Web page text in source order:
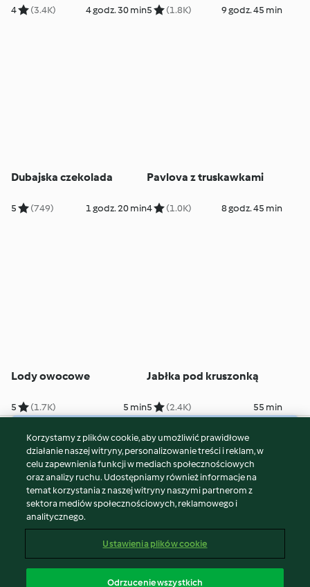
4 (3.4K) 4 godz. 30 min5 (1.8K) 9 godz. 45 min
Dubajska czekolada
5 (749) 1 godz. 20 min
Pavlova z truskawkami
4 (1.0K) 8 godz. 45 min
Lody owocowe
5 (1.7K) 5 min
Jabłka pod kruszonką
5 (2.4K) 55 min
© Copyright 2026
Warunki korzystania
Polityka prywatności
Disclaimer
Znak wydawcy
Zgłoś treść
Korzystamy z plików cookie, aby umożliwić prawidłowe
działanie naszej witryny, personalizowanie treści i reklam, w
celu zapewnienia funkcji w mediach społecznościowych
oraz analizy ruchu. Udostępniamy również informacje na
temat korzystania z naszej witryny naszymi partnerom z
sektora mediów społecznościowych, reklamowego i
analitycznego.
Ustawienia plików cookie
Odrzucenie wszystkich